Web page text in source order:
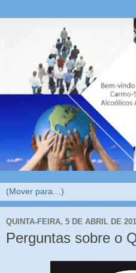
QUINTA-FEIRA, 5 DE ABRIL DE
Perguntas sobre o